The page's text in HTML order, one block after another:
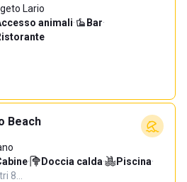
Lario
animali· Bar·
Beach
· Doccia calda· Piscina·
8…